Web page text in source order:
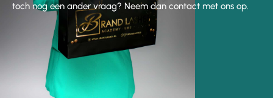
toch nog een ander vraag? Neem dan contact met ons op.